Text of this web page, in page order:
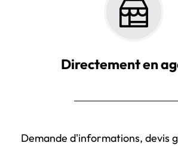
Directement en
Demande d'informations, devis